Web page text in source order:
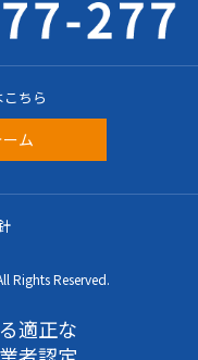
ちら
ム
Rights Reserved.
適正な